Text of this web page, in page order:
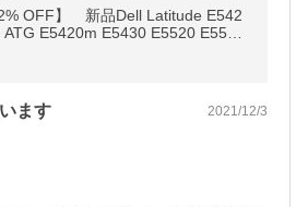
OFF】 新品Dell Latitude E542
E5420m E5430 E5520 E5520
応互換バッテリー「PSE認証取得
ます 2021/12/3